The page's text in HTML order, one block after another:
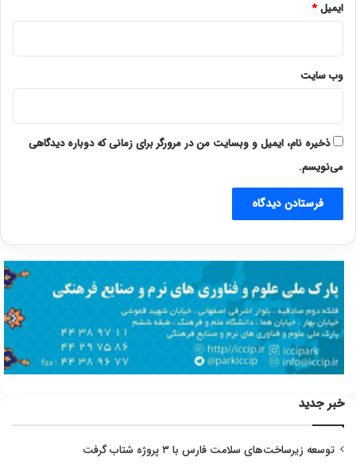
ایمیل*
وب‌ سایت
ذخیره نام، ایمیل و وبسایت من در مرورگر برای زمانی که دوباره دیدگاهی
می‌نویسم.
خبر جدید
توسعه زیرساخت‌های سلامت فارس با ۳ پروژه شتاب گرفت